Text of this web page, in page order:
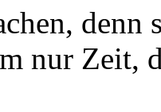
nur Zeit,